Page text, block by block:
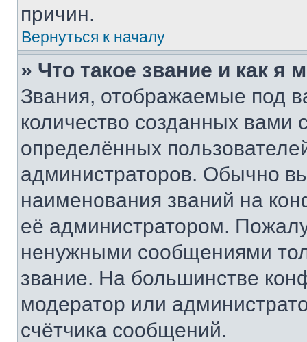
причин.
Вернуться к началу
» Что такое звание и как я
Звания, отображаемые под
количество созданных
определённых
администраторов. Обычно
наименования званий на
её администратором.
ненужными сообщениями
звание. На большинстве
модератор или
счётчика сообщений.